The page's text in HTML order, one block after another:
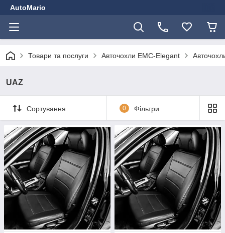
AutoMario
Товари та послуги Авточохли EMC-Elegant
UAZ
Сортування 0 Фільтри